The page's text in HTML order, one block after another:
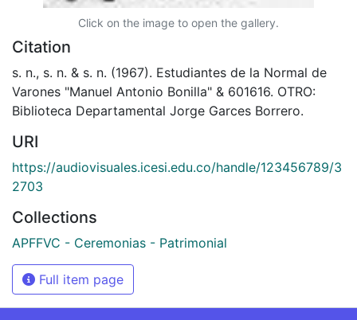
Click on the image to open the gallery.
Citation
s. n., s. n. & s. n. (1967). Estudiantes de la Normal de
Varones "Manuel Antonio Bonilla" & 601616. OTRO:
Biblioteca Departamental Jorge Garces Borrero.
URI
https://audiovisuales.icesi.edu.co/handle/123456789/3
2703
Collections
APFFVC - Ceremonias - Patrimonial
Full item page